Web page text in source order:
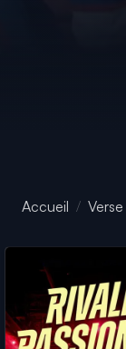
Accueil Verse